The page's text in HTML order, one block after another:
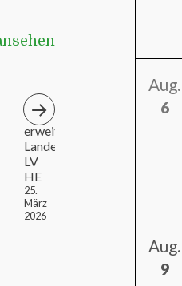
erweiterter
Landesvorstand
LV
HE
25.
März
2026
Aug.
6
Aug.
9